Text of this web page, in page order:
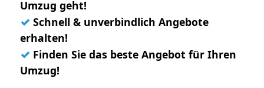
Umzug geht!
✓ Schnell & unverbindlich Angebote
erhalten!
✓ Finden Sie das beste Angebot für Ihren
Umzug!